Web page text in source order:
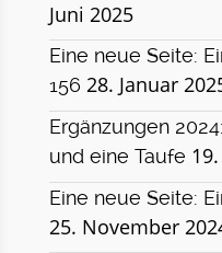
Juni 2025
Eine neue Seite:
156 28. Januar
Ergänzungen
und eine Taufe
Eine neue Seite:
25. November